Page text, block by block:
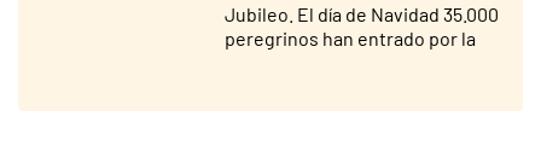
Jubileo. El día de Navidad 35.000
peregrinos han entrado por la